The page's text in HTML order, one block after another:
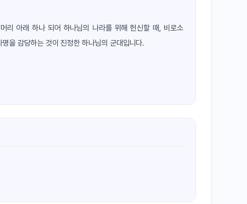
리 아래 하나 되어 하나님의 나라를 위해 헌신할 때, 비로소
을 감당하는 것이 진정한 하나님의 군대입니다.